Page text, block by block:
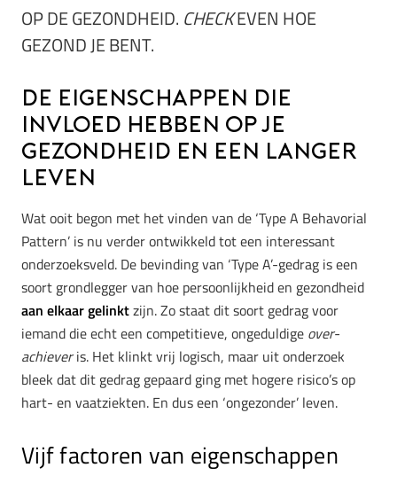
OP DE GEZONDHEID. CHECKEVEN HOE
GEZOND JE BENT.
De eigenschappen die
invloed hebben op je
gezondheid en een langer
leven
Wat ooit begon met het vinden van de ‘Type A Behavorial
Pattern’ is nu verder ontwikkeld tot een interessant
onderzoeksveld. De bevinding van ‘Type A’-gedrag is een
soort grondlegger van hoe persoonlijkheid en gezondheid
aan elkaar gelinktzijn. Zo staat dit soort gedrag voor
iemand die echt een competitieve, ongeduldige over-
achieveris. Het klinkt vrij logisch, maar uit onderzoek
bleek dat dit gedrag gepaard ging met hogere risico’s op
hart- en vaatziekten. En dus een ‘ongezonder’ leven.
Vijf factoren van eigenschappen